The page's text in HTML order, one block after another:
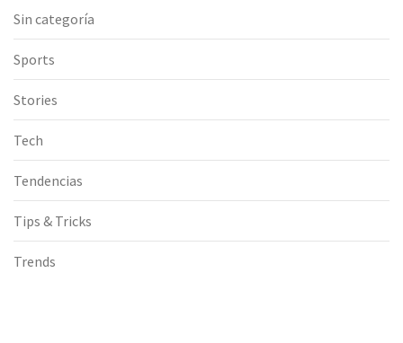
Sin categoría
Sports
Stories
Tech
Tendencias
Tips & Tricks
Trends